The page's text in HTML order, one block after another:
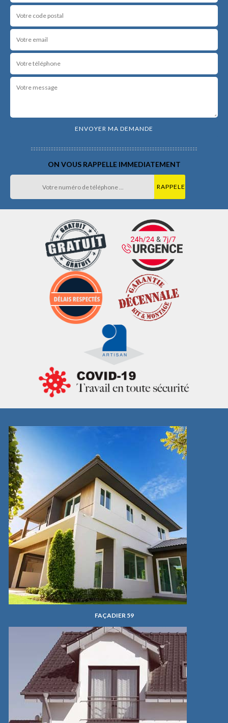
ON VOUS RAPPELLE IMMEDIATEMENT
FAÇADIER 59